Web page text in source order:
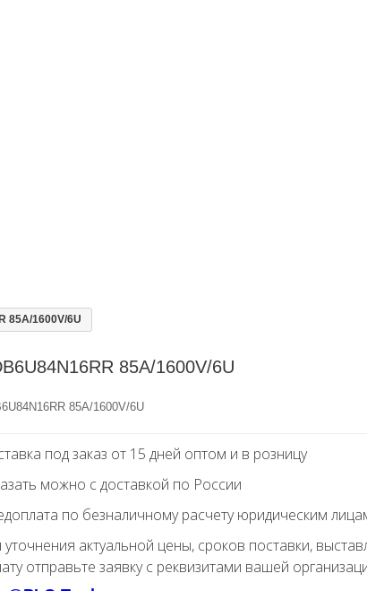
85A/1600V/6U
85A/1600V/6U
85A/1600V/6U
под заказ от 15 дней оптом и в розницу
можно с доставкой по России
по безналичному расчету юридическим
уточнения актуальной цены, сроков поставки,
отправьте заявку с реквизитами вашей